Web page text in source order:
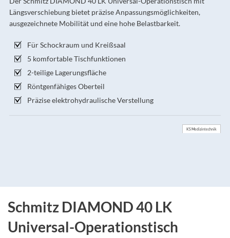
Längsverschiebung bietet präzise Anpassungsmöglichkeiten,
ausgezeichnete Mobilität und eine hohe Belastbarkeit.
Für Schockraum und Kreißsaal
5 komfortable Tischfunktionen
2-teilige Lagerungsfläche
Röntgenfähiges Oberteil
Präzise elektrohydraulische Verstellung
KS Medizintechnik
Schmitz DIAMOND 40 LK
Universal-Operationstisch